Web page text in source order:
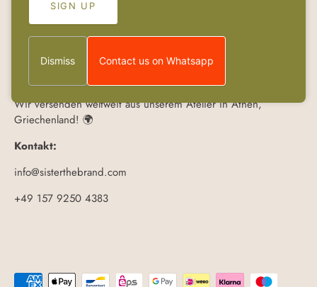
Sister
Handgefertigte Produkte unter der mediterranen Sonne.
Wir versenden weltweit aus unserem Atelier in Athen,
Griechenland! 🌍
Kontakt:
info@sisterthebrand.com
+49 157 9250 4383
Dismiss Contact us on Whatsapp